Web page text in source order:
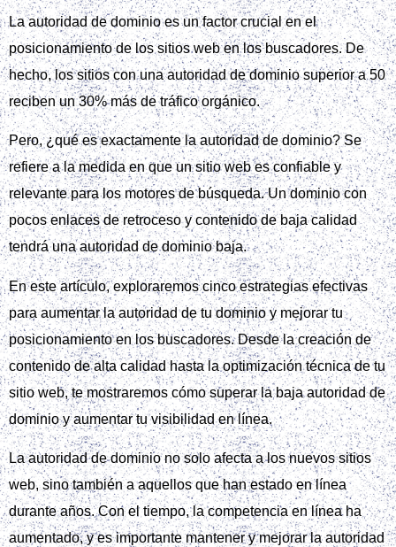
La autoridad de dominio es un factor crucial en el
posicionamiento de los sitios web en los buscadores. De
hecho, los sitios con una autoridad de dominio superior a 50
reciben un 30% más de tráfico orgánico.
Pero, ¿qué es exactamente la autoridad de dominio? Se
refiere a la medida en que un sitio web es confiable y
relevante para los motores de búsqueda. Un dominio con
pocos enlaces de retroceso y contenido de baja calidad
tendrá una autoridad de dominio baja.
En este artículo, exploraremos cinco estrategias efectivas
para aumentar la autoridad de tu dominio y mejorar tu
posicionamiento en los buscadores. Desde la creación de
contenido de alta calidad hasta la optimización técnica de tu
sitio web, te mostraremos cómo superar la baja autoridad de
dominio y aumentar tu visibilidad en línea.
La autoridad de dominio no solo afecta a los nuevos sitios
web, sino también a aquellos que han estado en línea
durante años. Con el tiempo, la competencia en línea ha
aumentado, y es importante mantener y mejorar la autoridad